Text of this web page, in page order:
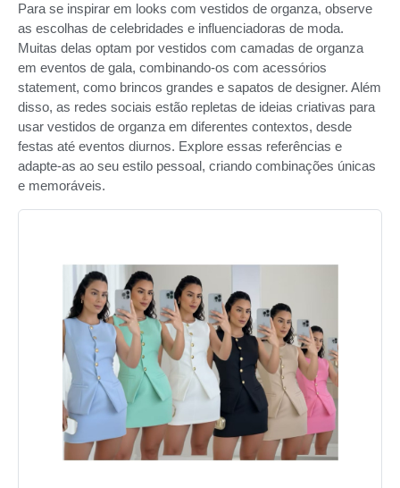
Para se inspirar em looks com vestidos de organza, observe
as escolhas de celebridades e influenciadoras de moda.
Muitas delas optam por vestidos com camadas de organza
em eventos de gala, combinando-os com acessórios
statement, como brincos grandes e sapatos de designer. Além
disso, as redes sociais estão repletas de ideias criativas para
usar vestidos de organza em diferentes contextos, desde
festas até eventos diurnos. Explore essas referências e
adapte-as ao seu estilo pessoal, criando combinações únicas
e memoráveis.